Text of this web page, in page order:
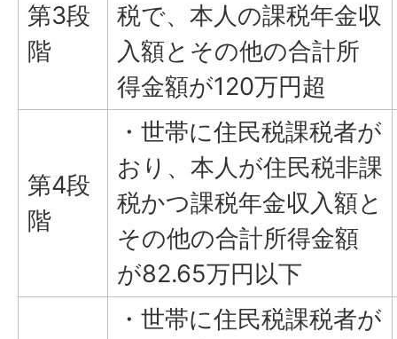
第3段
階
税で、本人の課税年金収
入額とその他の合計所
得金額が120万円超
第4段
階
・世帯に住民税課税者が
おり、本人が住民税非課
税かつ課税年金収入額と
その他の合計所得金額
が82.65万円以下
・世帯に住民税課税者が